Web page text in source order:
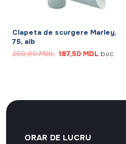
Clapeta de scurgere Marley,
75, alb
250,00MDL Prețul
inițial
187,50 MDLPrețul
buc
ORAR DE LUCRU